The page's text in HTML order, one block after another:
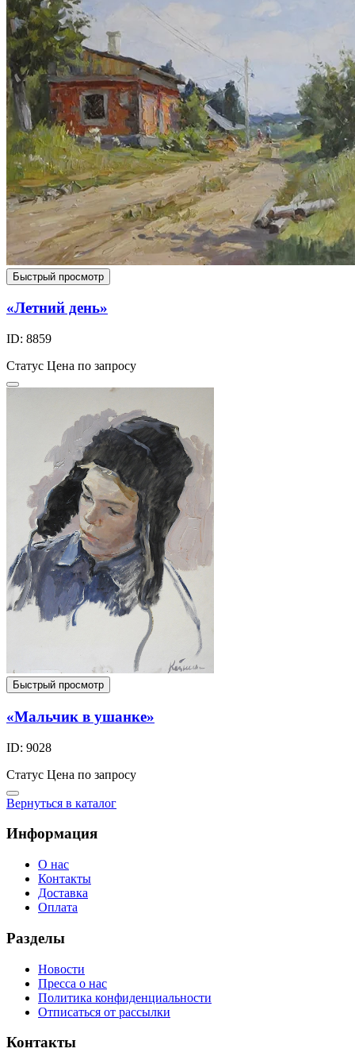
Быстрый просмотр
«Летний день»
ID: 8859
Статус Цена по запросу
Быстрый просмотр
«Мальчик в ушанке»
ID: 9028
Статус Цена по запросу
Вернуться в каталог
Информация
О нас
Контакты
Доставка
Оплата
Разделы
Новости
Пресса о нас
Политика конфиденциальности
Отписаться от рассылки
Контакты